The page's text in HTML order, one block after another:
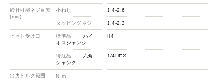
締付可能ネジ目安
(mm)
小ねじ
タッピングネジ
ビット受け口 標準品
ハイ
オスシャンク
特注品
六角
シャンク
出力トルク範囲 N･m
1.4-2.6
1.4-2.3
H4
1/4HEX